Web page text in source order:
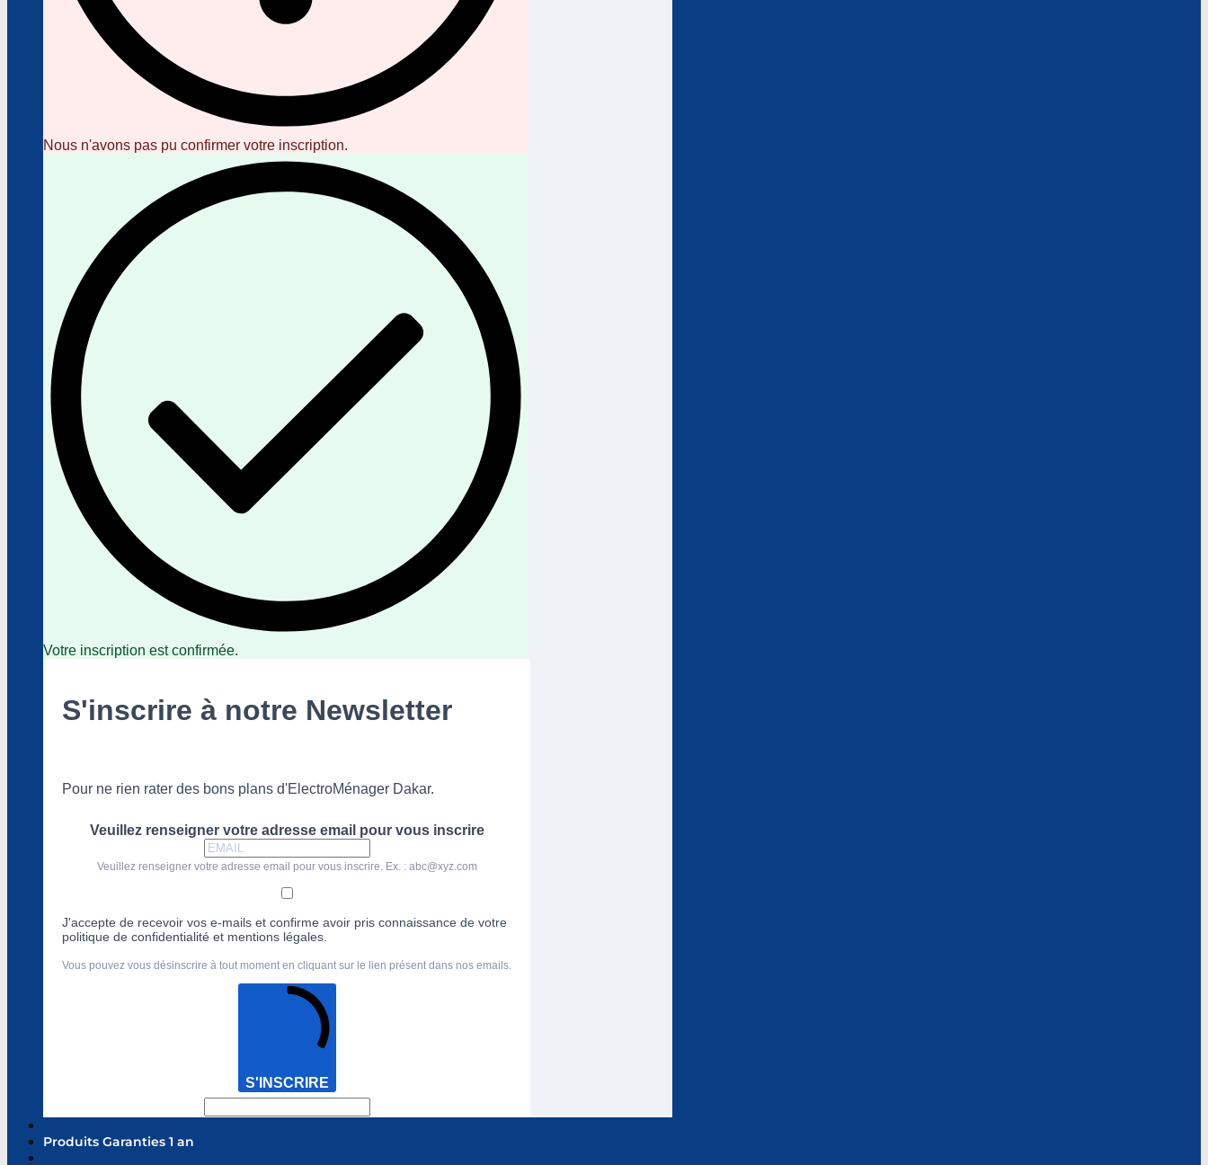
Nous n'avons pas pu confirmer votre inscription.
Votre inscription est confirmée.
S'inscrire à notre Newsletter
Pour ne rien rater des bons plans d'ElectroMénager Dakar.
Veuillez renseigner votre adresse email pour vous inscrire
Veuillez renseigner votre adresse email pour vous inscrire. Ex. : abc@xyz.com
J'accepte de recevoir vos e-mails et confirme avoir pris connaissance de votre
politique de confidentialité et mentions légales.
Vous pouvez vous désinscrire à tout moment en cliquant sur le lien présent dans nos emails.
S'INSCRIRE
Produits Garanties 1 an